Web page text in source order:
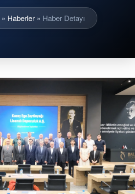
» Haberler » Haber Detayı